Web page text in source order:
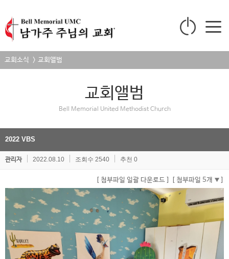
교회소식 > 교회앨범
교회앨범
Bell Memorial United Methodist Church
2022 VBS
관리자 2022.08.10 조회수 2540 추천 0
[ 첨부파일 일괄 다운로드 ] [ 첨부파일 5개